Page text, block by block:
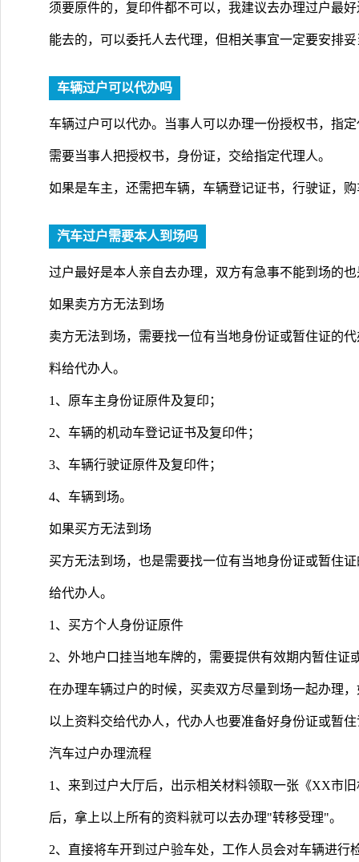
须要原件的，复印件都不可以，我建议去办理过户最
能去的，可以委托人去代理，但相关事宜一定要安排
车辆过户可以代办吗
车辆过户可以代办。当事人可以办理一份授权书，指
需要当事人把授权书，身份证，交给指定代理人。
如果是车主，还需把车辆，车辆登记证书，行驶证，
汽车过户需要本人到场吗
过户最好是本人亲自去办理，双方有急事不能到场的
如果卖方方无法到场
卖方无法到场，需要找一位有当地身份证或暂住证的
料给代办人。
1、原车主身份证原件及复印；
2、车辆的机动车登记证书及复印件；
3、车辆行驶证原件及复印件；
4、车辆到场。
如果买方无法到场
买方无法到场，也是需要找一位有当地身份证或暂住
给代办人。
1、买方个人身份证原件
2、外地户口挂当地车牌的，需要提供有效期内暂住证
在办理车辆过户的时候，买卖双方尽量到场一起办理
以上资料交给代办人，代办人也要准备好身份证或暂
汽车过户办理流程
1、来到过户大厅后，出示相关材料领取一张《XX市
后，拿上以上所有的资料就可以去办理"转移受理"。
2、直接将车开到过户验车处，工作人员会对车辆进行